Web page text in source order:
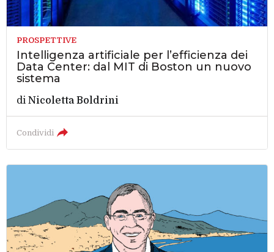
PROSPETTIVE
Intelligenza artificiale per l’efficienza dei
Data Center: dal MIT di Boston un nuovo
sistema
diNicoletta Boldrini
Condividi